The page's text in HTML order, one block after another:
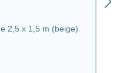
2,5 x 1,5 m (beige)